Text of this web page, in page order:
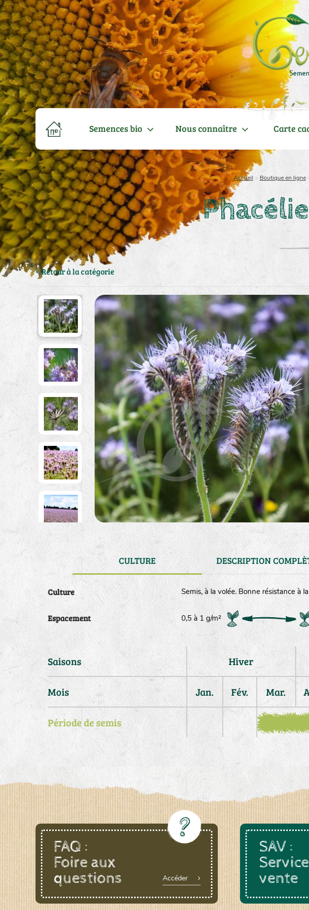
Semences bio Nous connaître Carte
Accueil > Boutique en ligne
< Retour à la catégorie
CULTURE DESCRIPTION
Culture Semis, à la volée. Bonne résistance à
Espacement 0,5 à 1 g/m²
Saisons Hiver
Mois Jan. Fév. Mar.
Période de semis
FAQ :
Foire aux
questions
Accéder
SAV :
vente